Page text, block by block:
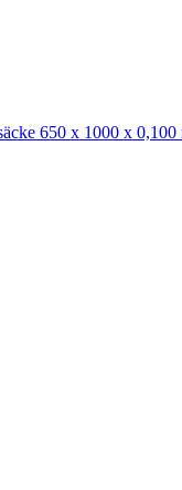
650 x 1000 x 0,100